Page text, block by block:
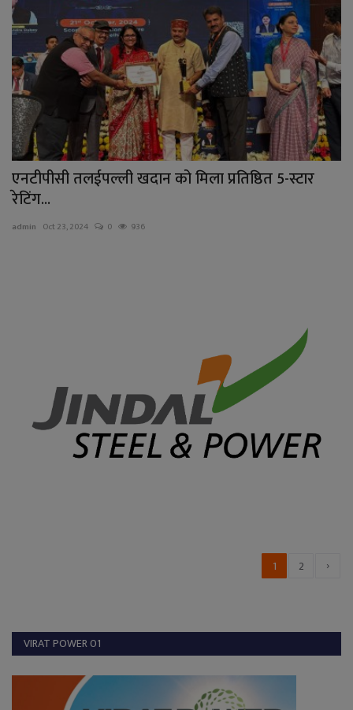
एनटीपीसी तलईपल्ली खदान को मिला प्रतिष्ठित 5-स्टार
रेटिंग...
admin Oct 23, 2024 0 936
1 2 ›
VIRAT POWER 01